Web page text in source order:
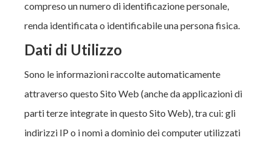
compreso un numero di identificazione personale,
renda identificata o identificabile una persona fisica.
Dati di Utilizzo
Sono le informazioni raccolte automaticamente
attraverso questo Sito Web (anche da applicazioni di
parti terze integrate in questo Sito Web), tra cui: gli
indirizzi IP o i nomi a dominio dei computer utilizzati